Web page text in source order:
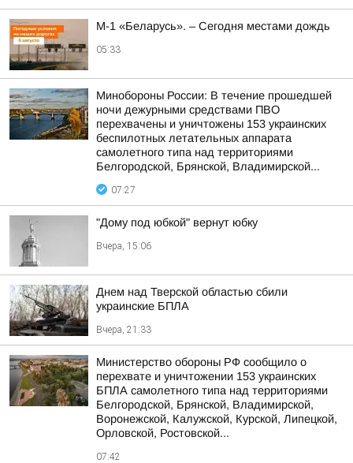
М-1 «Беларусь». – Сегодня местами дождь
05:33
Минобороны России: В течение прошедшей
ночи дежурными средствами ПВО
перехвачены и уничтожены 153 украинских
беспилотных летательных аппарата
самолетного типа над территориями
Белгородской, Брянской, Владимирской...
07:27
"Дому под юбкой" вернут юбку
Вчера, 15:06
Днем над Тверской областью сбили
украинские БПЛА
Вчера, 21:33
Министерство обороны РФ сообщило о
перехвате и уничтожении 153 украинских
БПЛА самолетного типа над территориями
Белгородской, Брянской, Владимирской,
Воронежской, Калужской, Курской, Липецкой,
Орловской, Ростовской...
07:42